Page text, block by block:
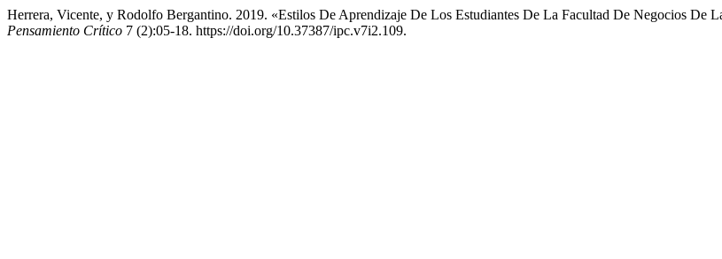
Herrera, Vicente, y Rodolfo Bergantino. 2019. «Estilos De Aprendizaje De Los Estudiantes De La Facultad De Negocios De
Pensamiento Crítico 7 (2):05-18. https://doi.org/10.37387/ipc.v7i2.109.